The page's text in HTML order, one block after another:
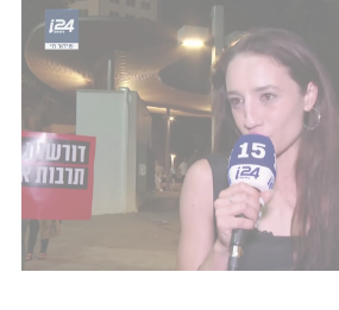
ההופעה - והמחאה: טאיסיה זמולוצקי ל-i24NEWS בהפגנה מחוץ
ברמה הכי קשה"
הגישה בשבוע שעברתגובה
, ובה תקפה את עיריית רמת גן
המופע - לאחר שזו ביקשה
כל האישורים הנדרשים
ההופעה נעשה ממניעים זרים
כי מטרת העירייה היא יצירת
פעולה עניינית", נכתב בתגובה.